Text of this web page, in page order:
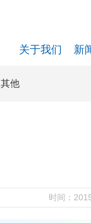
关于我们 新
其他
时间：